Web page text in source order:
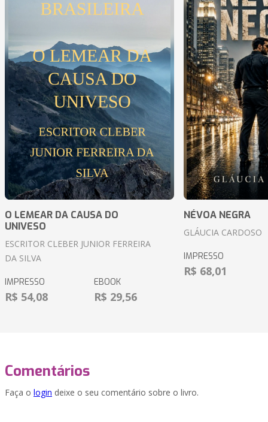
O LEMEAR DA CAUSA DO
UNIVESO
ESCRITOR CLEBER JUNIOR FERREIRA
DA SILVA
IMPRESSO
R$ 54,08
EBOOK
R$ 29,56
NÉVOA NEGRA
GLÁUCIA CARDOSO
IMPRESSO
R$ 68,01
Comentários
Faça o login deixe o seu comentário sobre o livro.